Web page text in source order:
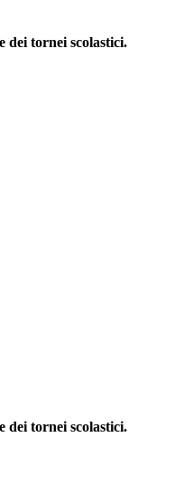
dei tornei scolastici.
dei tornei scolastici.